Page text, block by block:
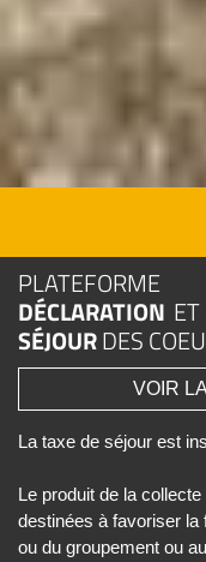
DÉCLARATION
SÉJOURDES
VOIR
La taxe de séjour est
Le produit de la
destinées à favoriser la
ou du groupement ou